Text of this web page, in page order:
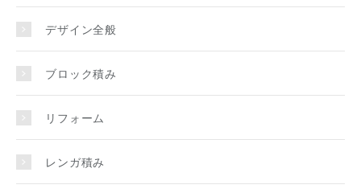
デザイン全般
ブロック積み
リフォーム
レンガ積み